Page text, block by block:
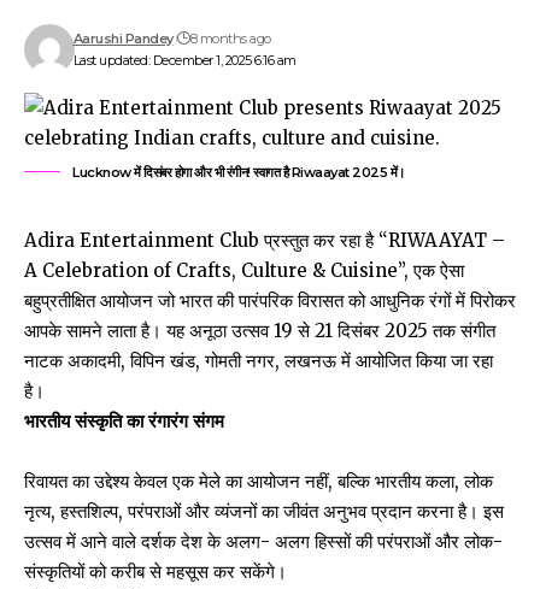
Last updated: December 1, 2025 6:16 am
Aarushi Pandey 8 months ago
Lucknow में दिसंबर होगा और भी रंगीन! स्वागत है Riwaayat 2025 में।
Adira Entertainment Club प्रस्तुत कर रहा है “RIWAAYAT –
A Celebration of Crafts, Culture & Cuisine”, एक ऐसा
बहुप्रतीक्षित आयोजन जो भारत की पारंपरिक विरासत को आधुनिक रंगों में पिरोकर
आपके सामने लाता है। यह अनूठा उत्सव 19 से 21 दिसंबर 2025 तक संगीत
नाटक अकादमी, विपिन खंड, गोमती नगर, लखनऊ में आयोजित किया जा रहा
है।
भारतीय संस्कृति का रंगारंग संगम
रिवायत का उद्देश्य केवल एक मेले का आयोजन नहीं, बल्कि भारतीय कला, लोक
नृत्य, हस्तशिल्प, परंपराओं और व्यंजनों का जीवंत अनुभव प्रदान करना है। इस
उत्सव में आने वाले दर्शक देश के अलग- अलग हिस्सों की परंपराओं और लोक-
संस्कृतियों को करीब से महसूस कर सकेंगे।